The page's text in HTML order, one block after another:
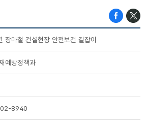
장마철 건설현장 안전보건 길잡이
예방정책과
8940